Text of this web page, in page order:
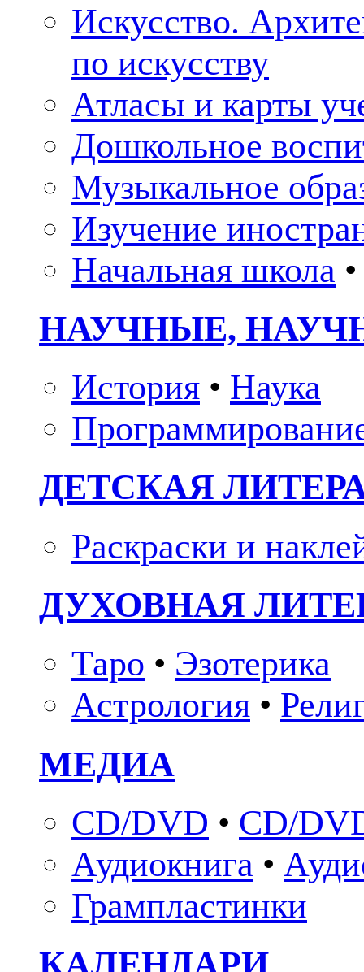
Искусство.
по искусству
Атласы и карты
Дошкольное
Музыкальное
Изучение
Начальная школа •
НАУЧНЫЕ,
История • Наука
ДЕТСКАЯ
Раскраски и
ДУХОВНАЯ
Таро • Эзотерика
Астрология •
МЕДИА
CD/DVD • CD/
Аудиокнига •
Грампластинки